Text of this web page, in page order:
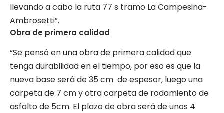
llevando a cabo la ruta 77 s tramo La Campesina-
Ambrosetti”.
Obra de primera calidad
“Se pensó en una obra de primera calidad que
tenga durabilidad en el tiempo, por eso es que la
nueva base será de 35 cm de espesor, luego una
carpeta de 7 cm y otra carpeta de rodamiento de
asfalto de 5cm. El plazo de obra será de unos 4